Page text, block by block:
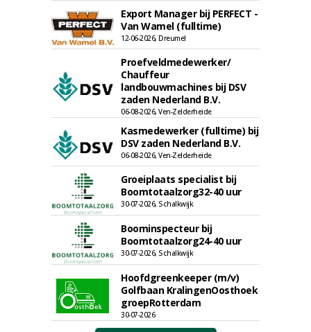
Export Manager bij PERFECT -
Van Wamel (fulltime)
12-06-2026, Dreumel
Proefveldmedewerker/
Chauffeur
landbouwmachines bij DSV
zaden Nederland B.V.
06-08-2026, Ven-Zelderheide
Kasmedewerker (fulltime) bij
DSV zaden Nederland B.V.
06-08-2026, Ven-Zelderheide
Groeiplaats specialist bij
Boomtotaalzorg32-40 uur
30-07-2026, Schalkwijk
Boominspecteur bij
Boomtotaalzorg24-40 uur
30-07-2026, Schalkwijk
Hoofdgreenkeeper (m/v)
Golfbaan KralingenOosthoek
groepRotterdam
30-07-2026